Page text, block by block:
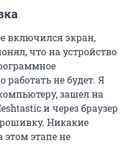
включился экран,
что на устройство
работать не будет. Я
зашел на
и через браузер
Никакие
этапе не